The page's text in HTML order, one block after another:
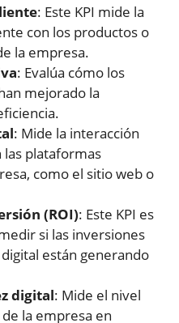
: Este KPI mide la
con los productos o
la empresa.
: Evalúa cómo los
mejorado la
: Mide la interacción
las plataformas
como el sitio web o
(ROI): Este KPI es
si las inversiones
están generando
digital: Mide el nivel
la empresa en